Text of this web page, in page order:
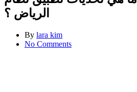
الرياض ؟
By lara kim
No Comments